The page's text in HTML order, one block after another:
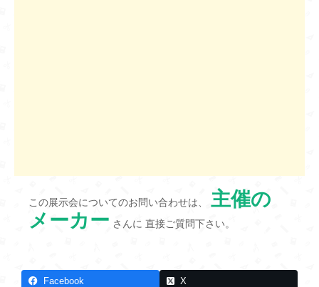
この展示会についてのお問い合わせは、 主催の
メーカー さんに 直接ご質問下さい。
Facebook X